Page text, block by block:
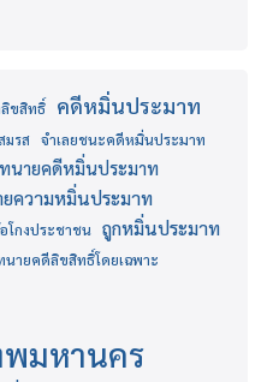
ขสิทธิ์ คดีหมิ่นประมาท
มรส จำเลยชนะคดีหมิ่นประมาท
นายคดีหมิ่นประมาท
ความหมิ่นประมาท
โกงประชาชน ถูกหมิ่นประมาท
นายคดีลิขสิทธิ์โดยเฉพาะ
พมหานคร